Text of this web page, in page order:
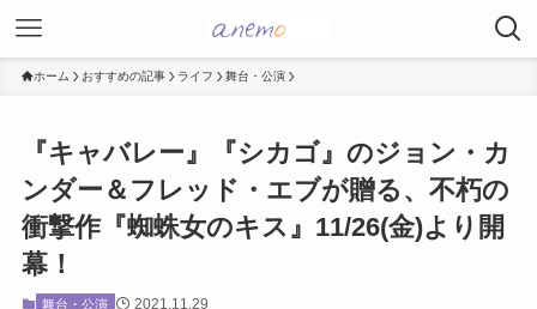
ホーム おすすめの記事 ライフ 舞台・公演
『キャバレー』『シカゴ』のジョン・カ
ンダー＆フレッド・エブが贈る、不朽の
衝撃作『蜘蛛女のキス』11/26(金)より開
幕！
舞台・公演 2021.11.29